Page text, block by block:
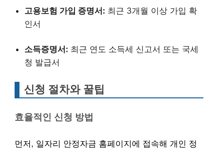
고용보험 가입 증명서: 최근 3개월 이상 가입 확
인서
소득증명서: 최근 연도 소득세 신고서 또는 국세
청 발급서
신청 절차와 꿀팁
효율적인 신청 방법
먼저, 일자리 안정자금 홈페이지에 접속해 개인 정